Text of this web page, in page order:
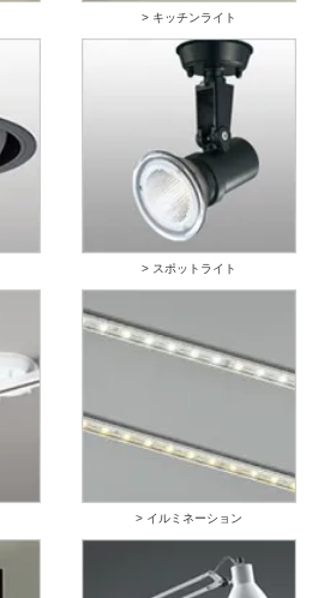
> キッチンライト
> スポットライト
> イルミネーション